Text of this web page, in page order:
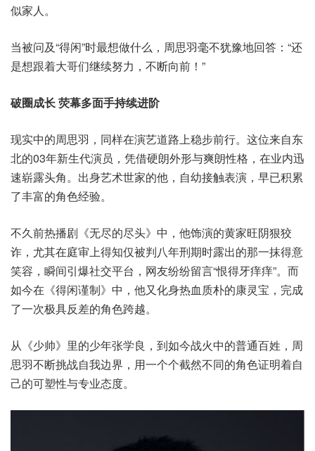
似家人。
当被问及“得闲”时最想做什么，周思羽毫不犹豫地回答：“还
是想跟着大哥们继续努力，不断向前！”
破圈成长 荧幕多面手持续进阶
现实中的周思羽，同样在演艺道路上稳步前行。这位来自东
北的03年新生代演员，凭借硬朗外形与爽朗性格，在业内迅
速崭露头角。出身艺术世家的他，自幼接触表演，早已积累
了丰富的角色经验。
不久前热播剧《无尽的尽头》中，他饰演的黄家旺阴狠狡
诈，尤其在庭审上得知仅被判八年刑期时露出的那一抹得意
笑容，瞬间引爆社交平台，网友纷纷留言“恨得牙痒痒”。而
如今在《得闲谨制》中，他又化身热血质朴的康灵宝，完成
了一次极具反差的角色跨越。
从《少帅》里的少年张学良，到如今战火中的普通百姓，周
思羽不断挑战自我边界，用一个个截然不同的角色证明着自
己的可塑性与专业态度。